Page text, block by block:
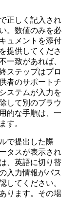
正しく記入され
。数値のみを必
ュメントを添付
提供してくださ
一致があれば、
ステップはプロ
者のサポートチ
ステムが入力を
して別のブラウ
的な手順は、一
す。
で提出した際
タスが表示され
、英語に切り替
入力情報がパス
してください。
ります。その場